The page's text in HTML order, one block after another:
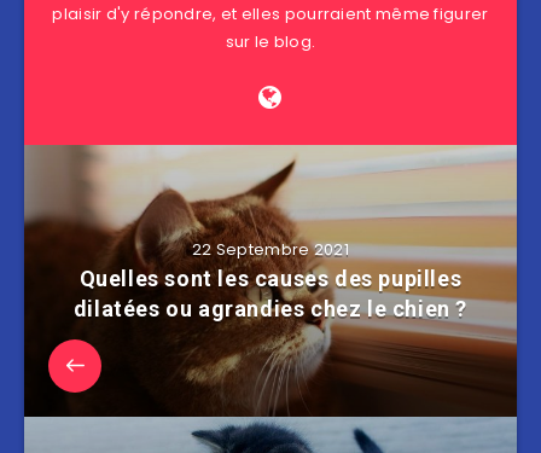
plaisir d'y répondre, et elles pourraient même figurer
sur le blog.
22 Septembre 2021
Quelles sont les causes des pupilles
dilatées ou agrandies chez le chien ?